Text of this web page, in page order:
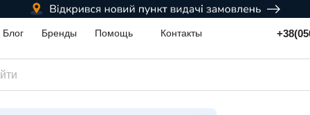
Блог Бренды Помощь Контакты